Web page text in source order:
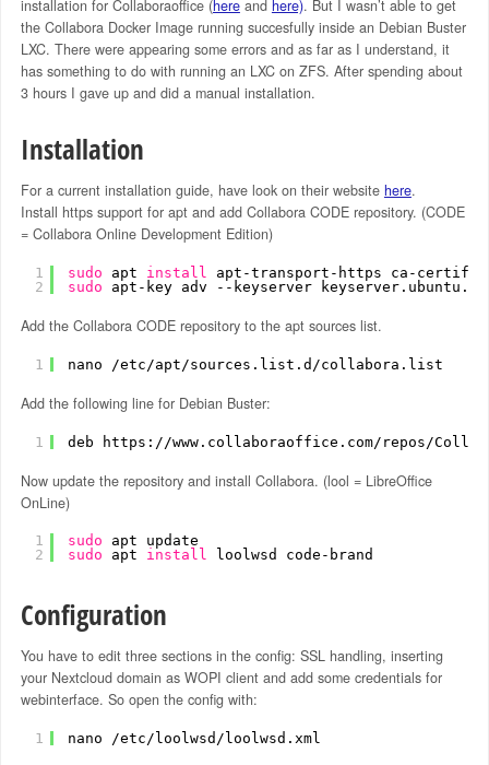
installation for Collaboraoffice (hereand here). But I wasn’t able to get
the Collabora Docker Image running succesfully inside an Debian Buster
LXC. There were appearing some errors and as far as I understand, it
has something to do with running an LXC on ZFS. After spending about
3 hours I gave up and did a manual installation.
Installation
For a current installation guide, have look on their website here.
Install https support for apt and add Collabora CODE repository. (CODE
= Collabora Online Development Edition)
1
2
sudo apt install
apt-transport-https ca-
sudo
apt-key adv --keyserver keyserver.ubuntu.com
Add the Collabora CODE repository to the apt sources list.
1 nano /etc/apt/sources .list.d /collabora .list
Add the following line for Debian Buster:
1 deb https: //www.collaboraoffice.com/repos/
Now update the repository and install Collabora. (lool = LibreOffice
OnLine)
1
2
sudo
apt update
sudo
apt install loolwsd code-brand
Configuration
You have to edit three sections in the config: SSL handling, inserting
your Nextcloud domain as WOPI client and add some credentials for
webinterface. So open the config with:
1 nano /etc/loolwsd/loolwsd .xml